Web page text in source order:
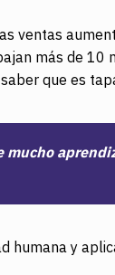
ventas
más de 10
que es
mucho
humana y